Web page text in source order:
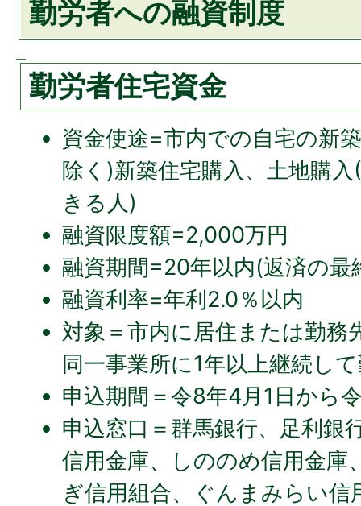
勤労者への融資制度
勤労者住宅資金
資金使途=市内での自宅の新
除く)新築住宅購入、土地購
きる人)
融資限度額=2,000万円
融資期間=20年以内(返済の
融資利率=年利2.0％以内
対象＝市内に居住または勤務
同一事業所に1年以上継続し
申込期間＝令8年4月1日から
申込窓口＝群馬銀行、足利銀
信用金庫、しののめ信用金庫
ぎ信用組合、ぐんまみらい信